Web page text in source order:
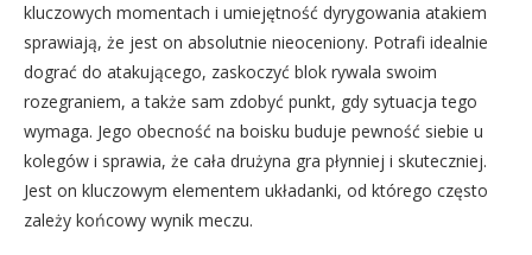
kluczowych momentach i umiejętność dyrygowania atakiem
sprawiają, że jest on absolutnie nieoceniony. Potrafi idealnie
dograć do atakującego, zaskoczyć blok rywala swoim
rozegraniem, a także sam zdobyć punkt, gdy sytuacja tego
wymaga. Jego obecność na boisku buduje pewność siebie u
kolegów i sprawia, że cała drużyna gra płynniej i skuteczniej.
Jest on kluczowym elementem układanki, od którego często
zależy końcowy wynik meczu.